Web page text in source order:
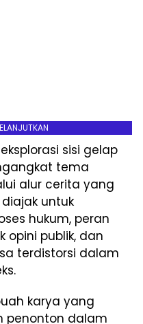
sisi gelap
tema
alur cerita yang
untuk
hukum, peran
publik, dan
terdistorsi dalam
karya yang
penonton dalam